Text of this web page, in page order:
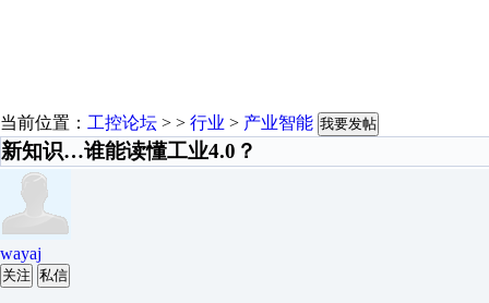
当前位置： 工控论坛 > > 行业 > 产业智能 我要发帖
新知识…谁能读懂工业4.0？
wayaj
关注 私信